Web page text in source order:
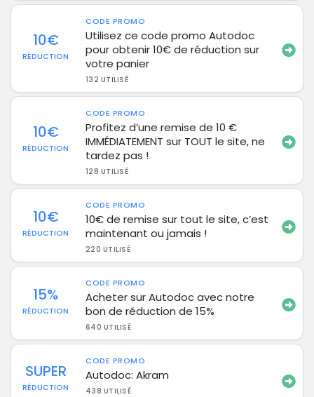
10€
RÉDUCTION
CODE PROMO
Utilisez ce code promo Autodoc
pour obtenir 10€ de réduction sur
votre panier
132 UTILISÉ
10€
RÉDUCTION
CODE PROMO
Profitez d’une remise de 10 €
IMMÉDIATEMENT sur TOUT le site, ne
tardez pas !
128 UTILISÉ
10€
RÉDUCTION
CODE PROMO
10€ de remise sur tout le site, c’est
maintenant ou jamais !
220 UTILISÉ
15%
RÉDUCTION
CODE PROMO
Acheter sur Autodoc avec notre
bon de réduction de 15%
640 UTILISÉ
SUPER
RÉDUCTION
CODE PROMO
Autodoc: Akram
438 UTILISÉ